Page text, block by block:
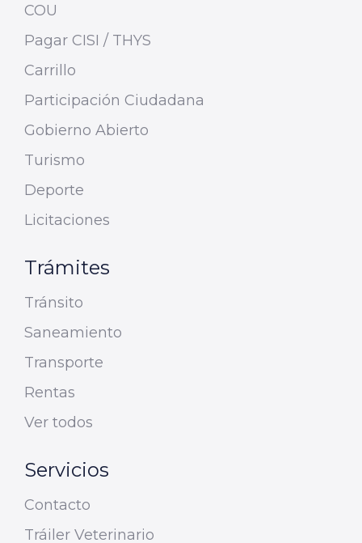
COU
Pagar CISI / THYS
Carrillo
Participación Ciudadana
Gobierno Abierto
Turismo
Deporte
Licitaciones
Trámites
Tránsito
Saneamiento
Transporte
Rentas
Ver todos
Servicios
Contacto
Tráiler Veterinario